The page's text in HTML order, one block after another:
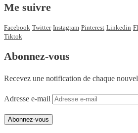
Me suivre
Facebook Twitter Instagram Pinterest Linkedin
Tiktok
Abonnez-vous
Recevez une notification de chaque
Adresse e-mail
Abonnez-vous